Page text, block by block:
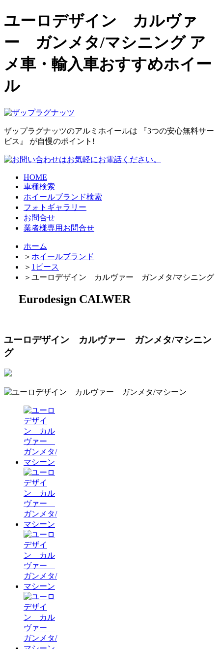
ユーロデザイン カルヴァ
ー ガンメタ/マシニング ア
メ車・輸入車おすすめホイー
ル
ザップラグナッツのアルミホイールは
『3つの安心無料サー
ビス』 が自慢のポイント!
HOME
車種検索
ホイールブランド検索
フォトギャラリー
お問合せ
業者様専用お問合せ
ホーム
＞ ホイールブランド
＞ 1ピース
＞ ユーロデザイン カルヴァー ガンメタ/マシニング
Eurodesign CALWER
ユーロデザイン カルヴァー ガンメタ/マシニン
グ